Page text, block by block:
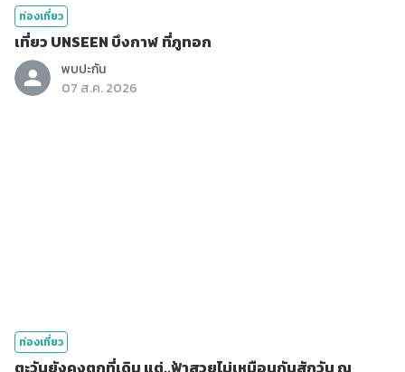
ท่องเที่ยว
เที่ยว UNSEEN บึงกาฬ ที่ภูทอก
พบปะกัน
07 ส.ค. 2026
ท่องเที่ยว
ตะวันยังคงตกที่เดิม แต่..ฟ้าสวยไม่เหมือนกันสักวัน ณ